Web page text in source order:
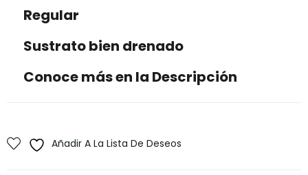
Regular
Sustrato bien drenado
Conoce más en la Descripción
Añadir A La Lista De Deseos